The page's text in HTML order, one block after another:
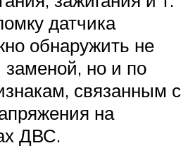
датчика
обнаружить не
заменой, но и по
связанным с
на
ДВС.